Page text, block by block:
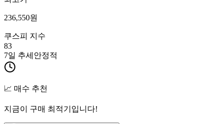
236,550원
쿠스피 지수
83
7일 추세 안정적
📈 매수 추천
지금이 구매 최적기입니다!